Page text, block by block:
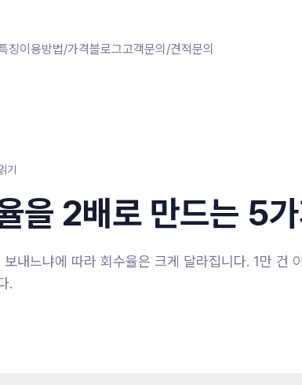
징이용방법/가격블로그고객문의/견적문의
기
을 2배로 만드는 5
내느냐에 따라 회수율은 크게 달라집니다. 1만 건
.